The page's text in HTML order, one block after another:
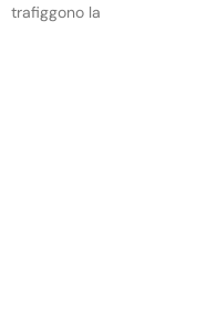
trafiggono la